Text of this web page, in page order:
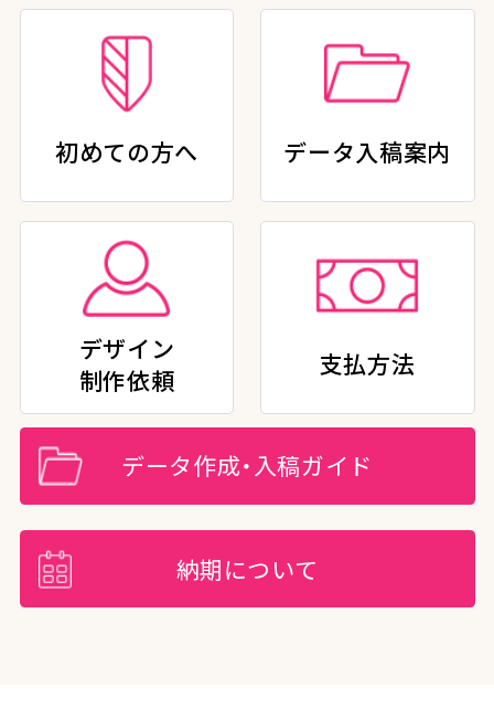
初めての方へ データ入稿案内
デザイン
制作依頼
支払方法
データ作成・入稿ガイド
納期について